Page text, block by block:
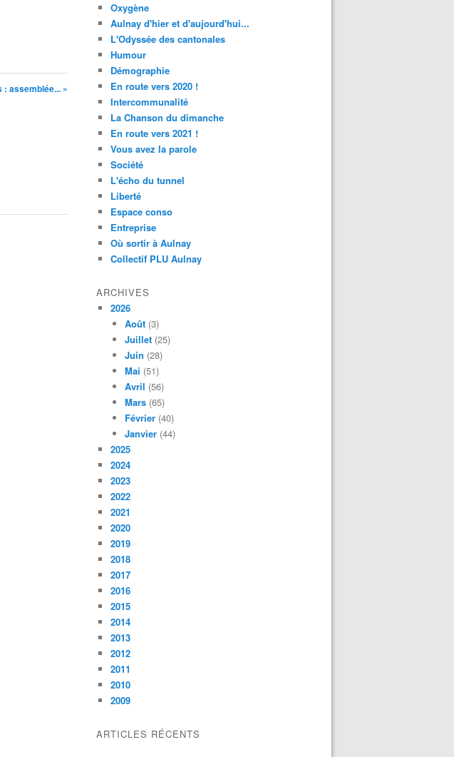
assemblée... »
Oxygène
Aulnay d'hier et d'aujourd'hui...
L'Odyssée des cantonales
Humour
Démographie
En route vers 2020 !
Intercommunalité
La Chanson du dimanche
En route vers 2021 !
Vous avez la parole
Société
L'écho du tunnel
Liberté
Espace conso
Entreprise
Où sortir à Aulnay
Collectif PLU Aulnay
ARCHIVES
2026
Août (3)
Juillet (25)
Juin (28)
Mai (51)
Avril (56)
Mars (65)
Février (40)
Janvier (44)
2025
2024
2023
2022
2021
2020
2019
2018
2017
2016
2015
2014
2013
2012
2011
2010
2009
ARTICLES RÉCENTS